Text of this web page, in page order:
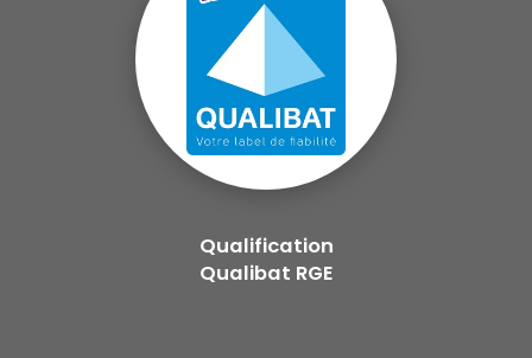
Qualification
Qualibat RGE